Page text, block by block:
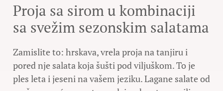
Proja sa sirom u kombinaciji
sa svežim sezonskim salatama
Zamislite to: hrskava, vrela proja na tanjiru i
pored nje salata koja šušti pod viljuškom. To je
ples leta i jeseni na vašem jeziku. Lagane salate od